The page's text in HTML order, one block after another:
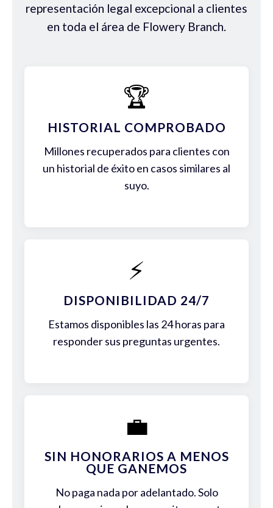
representación legal excepcional a clientes
en toda el área de Flowery Branch.
🏆
HISTORIAL COMPROBADO
Millones recuperados para clientes con
un historial de éxito en casos similares al
suyo.
⚡
DISPONIBILIDAD 24/7
Estamos disponibles las 24 horas para
responder sus preguntas urgentes.
💼
SIN HONORARIOS A MENOS
QUE GANEMOS
No paga nada por adelantado. Solo